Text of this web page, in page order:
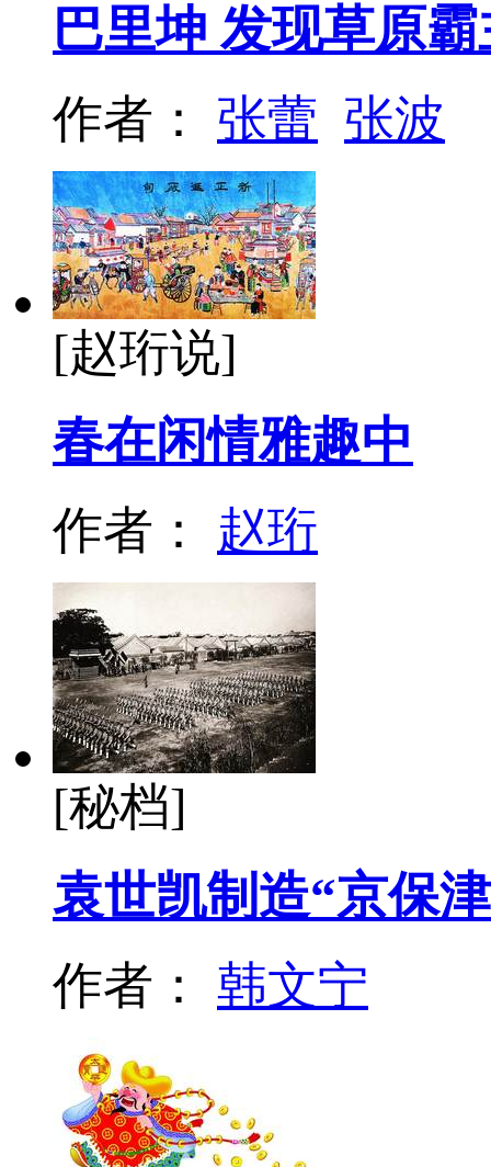
巴里坤 发现草原
作者： 张蕾 张波
[赵珩说]
春在闲情雅趣中
作者： 赵珩
[秘档]
袁世凯制造“京保
作者： 韩文宁